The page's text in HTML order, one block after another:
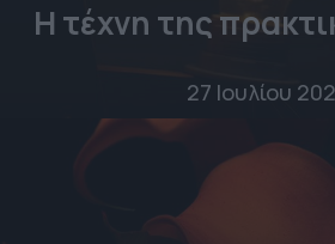
Η τέχνη της
27 Ιουλίου